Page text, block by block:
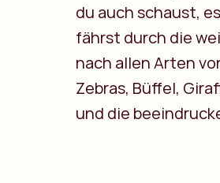
du auch schaust,
fährst durch die
nach allen Arten
Zebras, Büffel,
und die